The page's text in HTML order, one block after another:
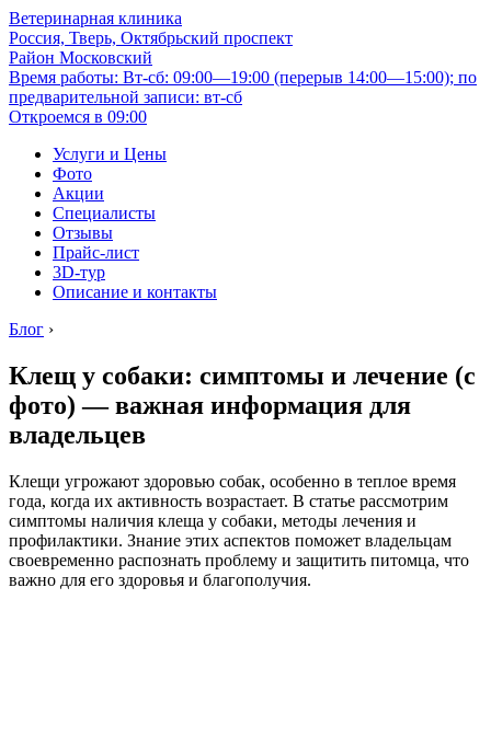
Ветеринарная клиника
Россия, Тверь, Октябрьский проспект
Район Московский
Время работы: Вт-сб: 09:00—19:00 (перерыв 14:00—15:00); по
предварительной записи: вт-сб
Откроемся в 09:00
Услуги и Цены
Фото
Акции
Специалисты
Отзывы
Прайс-лист
3D-тур
Описание и контакты
Блог ›
Клещ у собаки: симптомы и лечение (с
фото) — важная информация для
владельцев
Клещи угрожают здоровью собак, особенно в теплое время
года, когда их активность возрастает. В статье рассмотрим
симптомы наличия клеща у собаки, методы лечения и
профилактики. Знание этих аспектов поможет владельцам
своевременно распознать проблему и защитить питомца, что
важно для его здоровья и благополучия.